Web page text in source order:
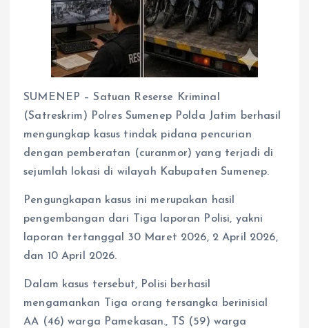
SUMENEP – Satuan Reserse Kriminal
(Satreskrim) Polres Sumenep Polda Jatim berhasil
mengungkap kasus tindak pidana pencurian
dengan pemberatan (curanmor) yang terjadi di
sejumlah lokasi di wilayah Kabupaten Sumenep.
Pengungkapan kasus ini merupakan hasil
pengembangan dari Tiga laporan Polisi, yakni
laporan tertanggal 30 Maret 2026, 2 April 2026,
dan 10 April 2026.
Dalam kasus tersebut, Polisi berhasil
mengamankan Tiga orang tersangka berinisial
AA (46) warga Pamekasan., TS (59) warga